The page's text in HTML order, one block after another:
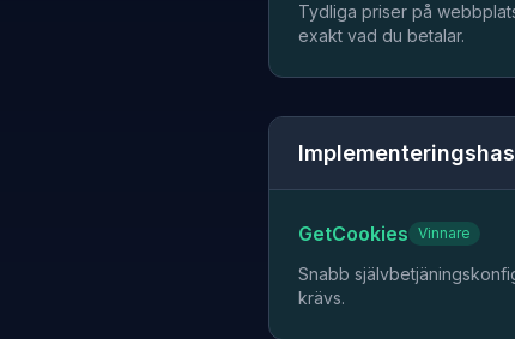
Tydliga priser på
exakt vad du betalar.
GetCookies Vinnare
Snabb
krävs.